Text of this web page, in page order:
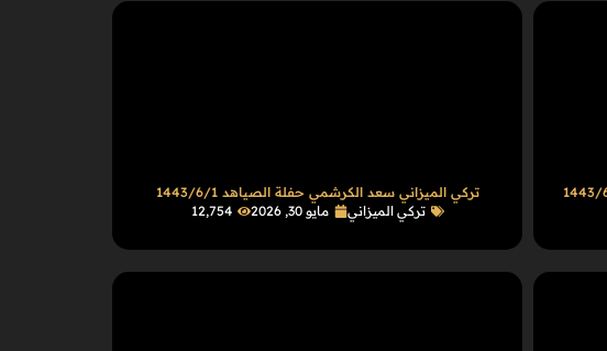
تركي الميزاني سعد الكرشمي حفلة الصياهد 1443/6/1
تركي الميزاني
مايو 30, 2026 12٬754